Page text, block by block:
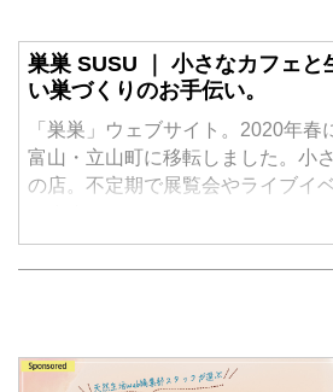
巣巣 SUSU ｜ 小さなカフェと
い巣づくりのお手伝い。
「巣巣」ウェブサイト。2020年春
富山・立山町に移転しました。小
の店。不定期で展覧会やライブイ